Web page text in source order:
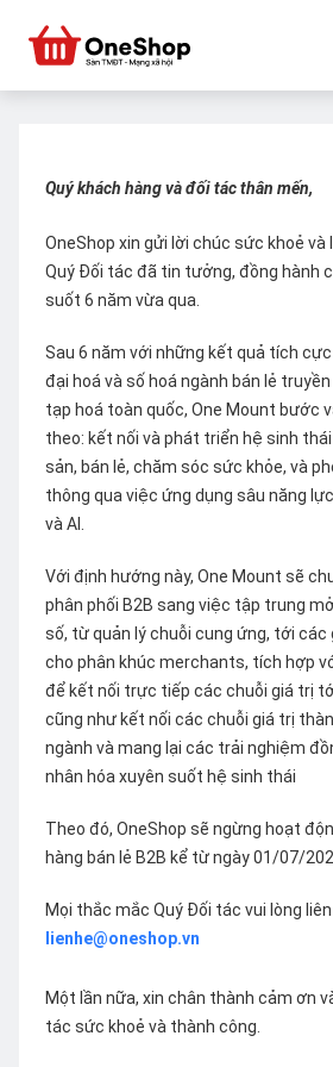
Quý khách hàng và đối tác thân mến,
OneShop xin gửi lời chúc sức khoẻ
Quý Đối tác đã tin tưởng, đồng hành
suốt 6 năm vừa qua.
Sau 6 năm với những kết quả tích
đại hoá và số hoá ngành bán lẻ
tạp hoá toàn quốc, One Mount bước
theo: kết nối và phát triển hệ sinh
sản, bán lẻ, chăm sóc sức khỏe, và
thông qua việc ứng dụng sâu năng
và AI.
Với định hướng này, One Mount sẽ
phân phối B2B sang việc tập trung
số, từ quản lý chuỗi cung ứng, tới các
cho phân khúc merchants, tích hợp
để kết nối trực tiếp các chuỗi giá trị
cũng như kết nối các chuỗi giá trị
ngành và mang lại các trải nghiệm
nhân hóa xuyên suốt hệ sinh thái
Theo đó, OneShop sẽ ngừng hoạt
hàng bán lẻ B2B kể từ ngày 01/07/
Mọi thắc mắc Quý Đối tác vui lòng
lienhe@oneshop.vn
Một lần nữa, xin chân thành cảm ơn
tác sức khoẻ và thành công.